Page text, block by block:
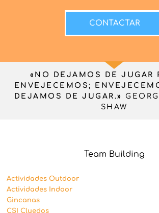
CONTACTAR
«NO DEJAMOS DE JUGAR
ENVEJECEMOS;
DEJAMOS DE JUGAR.»
SHAW
Team Building
Actividades Outdoor
Actividades Indoor
Gincanas
CSI Cluedos